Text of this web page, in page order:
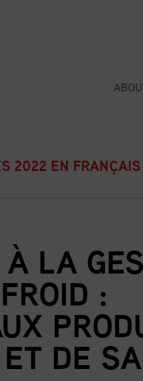
2022 EN FRANÇAIS
LA
:
DE